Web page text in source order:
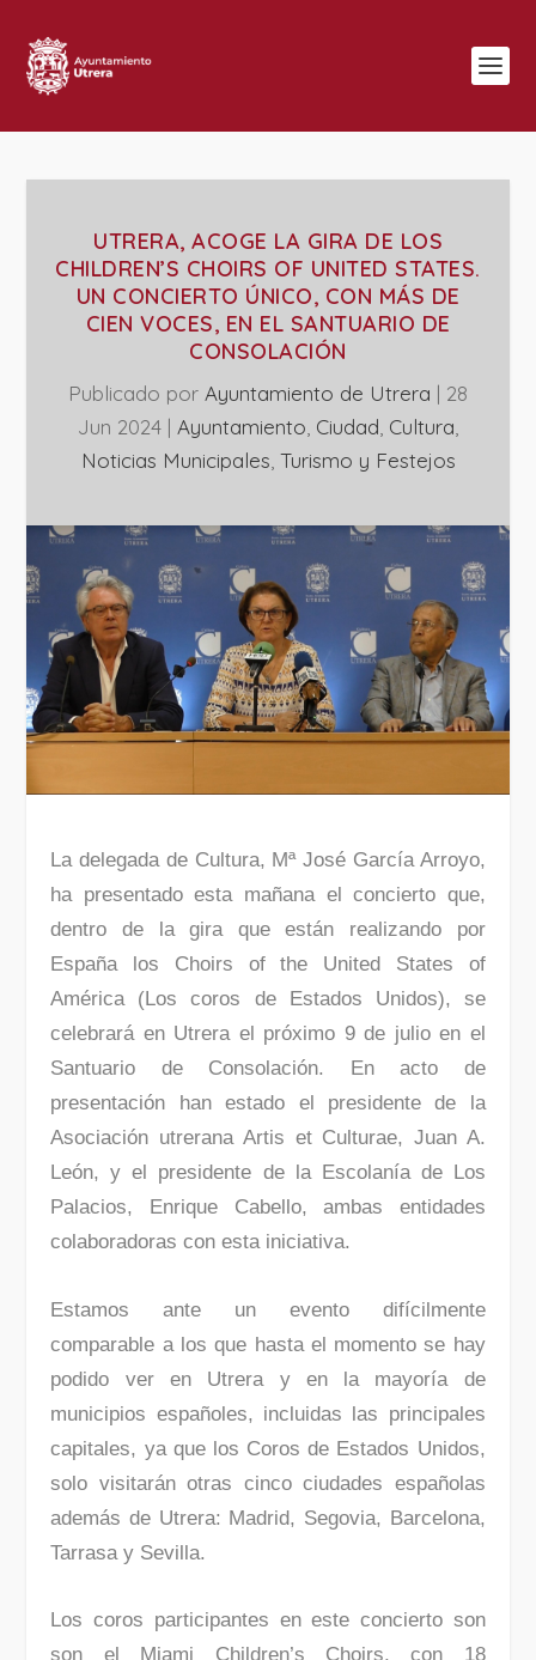
UTRERA, ACOGE LA GIRA DE LOS
CHILDREN’S CHOIRS OF UNITED STATES.
UN CONCIERTO ÚNICO, CON MÁS DE
CIEN VOCES, EN EL SANTUARIO DE
CONSOLACIÓN
Publicado por Ayuntamiento de Utrera | 28
Jun 2024 | Ayuntamiento Ciudad Cultura
‎Noticias Municipales Turismo y Festejos
La delegada de Cultura, Mª José García Arroyo,
ha presentado esta mañana el concierto que,
dentro de la gira que están realizando por
España los Choirs of the United States of
América (Los coros de Estados Unidos), se
celebrará en Utrera el próximo 9 de julio en el
Santuario de Consolación. En acto de
presentación han estado el presidente de la
Asociación utrerana Artis et Culturae, Juan A.
León, y el presidente de la Escolanía de Los
Palacios, Enrique Cabello, ambas entidades
colaboradoras con esta iniciativa.
Estamos ante un evento difícilmente
comparable a los que hasta el momento se hay
podido ver en Utrera y en la mayoría de
municipios españoles, incluidas las principales
capitales, ya que los Coros de Estados Unidos,
solo visitarán otras cinco ciudades españolas
además de Utrera: Madrid, Segovia, Barcelona,
Tarrasa y Sevilla.
Los coros participantes en este concierto son
son el Miami Children’s Choirs, con 18